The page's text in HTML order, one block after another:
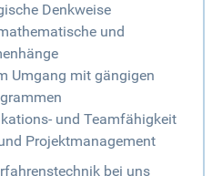
Denkweise
und
Umgang mit gängigen
und Teamfähigkeit
Projektmanagement
bei uns